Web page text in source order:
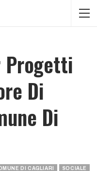
Progetti
Di
Di
DI CAGLIARI SOCIALE